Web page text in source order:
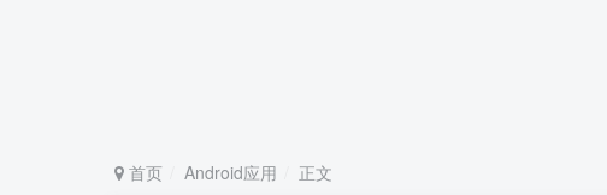
首页 Android应用 正文